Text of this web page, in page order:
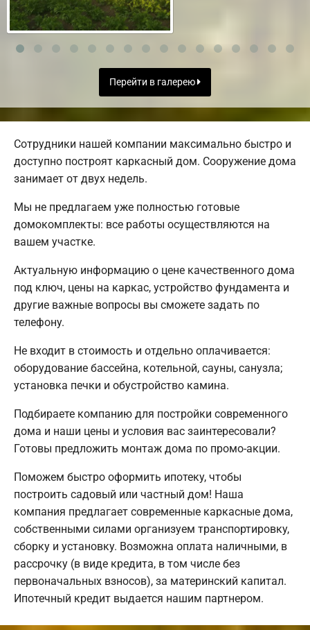
Перейти в галерею
Сотрудники нашей компании максимально быстро и
доступно построят каркасный дом. Сооружение дома
занимает от двух недель.
Мы не предлагаем уже полностью готовые
домокомплекты: все работы осуществляются на
вашем участке.
Актуальную информацию о цене качественного дома
под ключ, цены на каркас, устройство фундамента и
другие важные вопросы вы сможете задать по
телефону.
Не входит в стоимость и отдельно оплачивается:
оборудование бассейна, котельной, сауны, санузла;
установка печки и обустройство камина.
Подбираете компанию для постройки современного
дома и наши цены и условия вас заинтересовали?
Готовы предложить монтаж дома по промо-акции.
Поможем быстро оформить ипотеку, чтобы
построить садовый или частный дом! Наша
компания предлагает современные каркасные дома,
собственными силами организуем транспортировку,
сборку и установку. Возможна оплата наличными, в
рассрочку (в виде кредита, в том числе без
первоначальных взносов), за материнский капитал.
Ипотечный кредит выдается нашим партнером.